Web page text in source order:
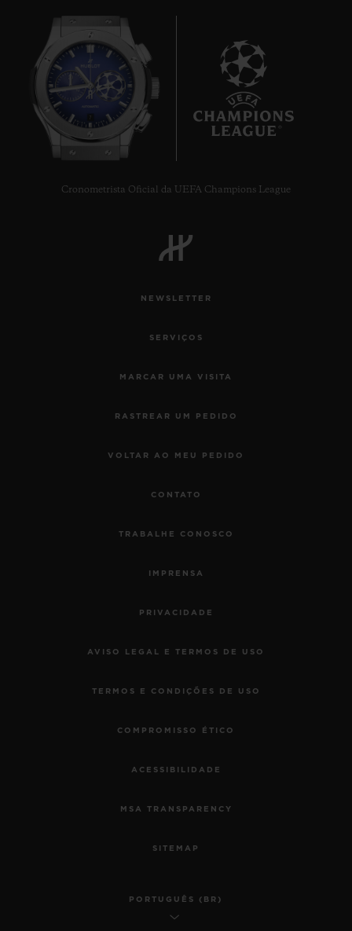
7
Cronometrista Oficial da UEFA Champions League
NEWSLETTER
SERVIÇOS
MARCAR UMA VISITA
RASTREAR UM PEDIDO
VOLTAR AO MEU PEDIDO
CONTATO
TRABALHE CONOSCO
IMPRENSA
PRIVACIDADE
AVISO LEGAL E TERMOS DE USO
TERMOS E CONDIÇÕES DE USO
COMPROMISSO ÉTICO
ACESSIBILIDADE
MSA TRANSPARENCY
SITEMAP
PORTUGUÊS (BR)